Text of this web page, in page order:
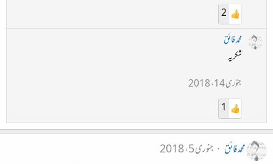
2
محمد فائق
شکریہ
جنوری 14، 2018
1
محمد فائق
جنوری 5، 2018